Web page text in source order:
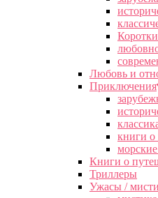
Любовь и
Приключения
книги
Книги о
Триллеры
Ужасы /